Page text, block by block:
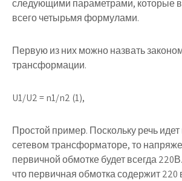
следующими параметрами, которые
всего четырьмя формулами.
Первую из них можно назвать
трансформации.
U1/U2 = n1/n2 (1),
Простой пример. Поскольку речь
сетевом трансформаторе, то
первичной обмотке будет всегда
что первичная обмотка содержит 220